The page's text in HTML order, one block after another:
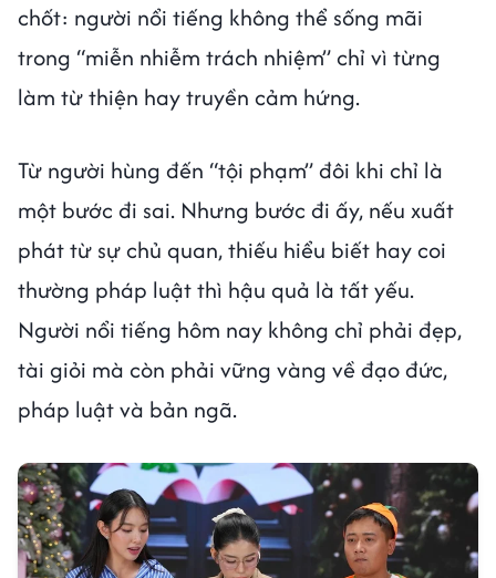
chốt: người nổi tiếng không thể sống mãi
trong “miễn nhiễm trách nhiệm” chỉ vì từng
làm từ thiện hay truyền cảm hứng.
Từ người hùng đến “tội phạm” đôi khi chỉ là
một bước đi sai. Nhưng bước đi ấy, nếu xuất
phát từ sự chủ quan, thiếu hiểu biết hay coi
thường pháp luật thì hậu quả là tất yếu.
Người nổi tiếng hôm nay không chỉ phải đẹp,
tài giỏi mà còn phải vững vàng về đạo đức,
pháp luật và bản ngã.